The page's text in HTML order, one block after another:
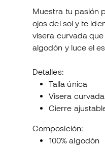
Muestra tu pasión
ojos del sol y te
visera curvada
algodón y luce el
Detalles:
Talla única
Visera curvada
Cierre
Composición:
100% algodón